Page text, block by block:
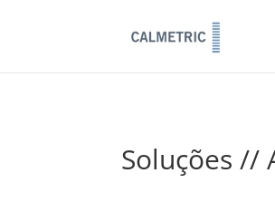
Soluções //